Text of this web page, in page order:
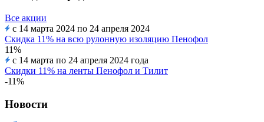
Все акции
с 14 марта 2024 по 24 апреля 2024
Скидка 11% на всю рулонную изоляцию Пенофол
11%
с 14 марта по 24 апреля 2024 года
Скидки 11% на ленты Пенофол и Тилит
-11%
Новости